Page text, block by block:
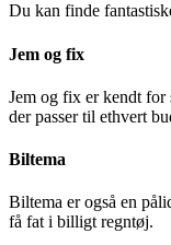
Du kan finde
Jem og fix
Jem og fix er kendt for
der passer til ethvert
Biltema
Biltema er også en
få fat i billigt regntøj.